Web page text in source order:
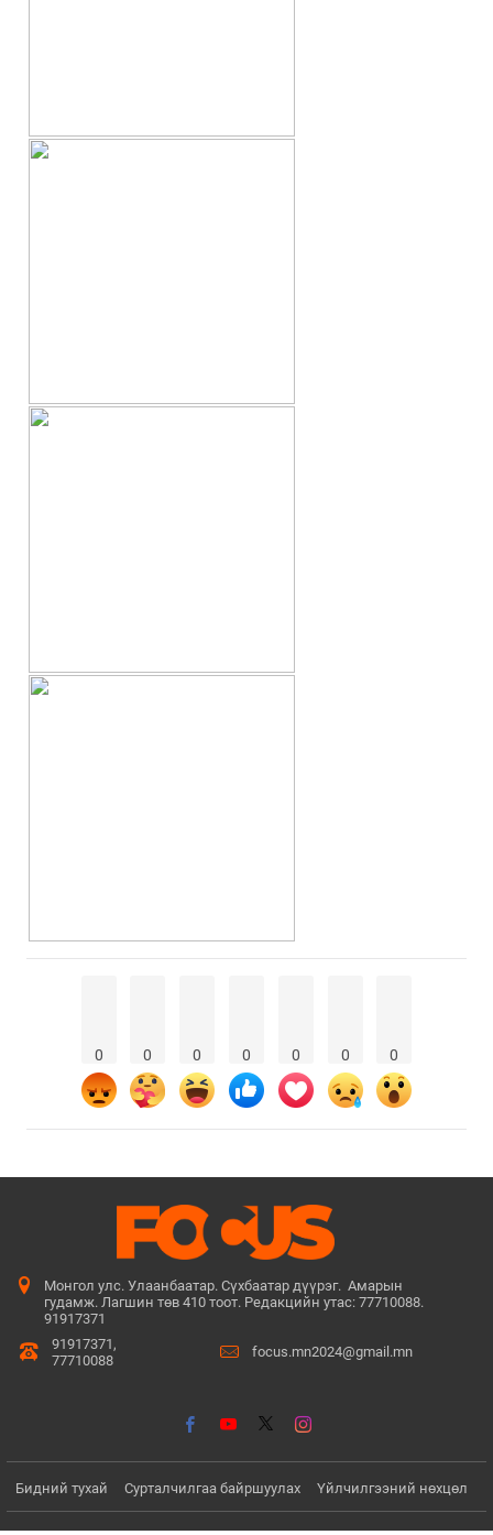
0 0 0 0 0 0 0
Монгол улс. Улаанбаатар. Сүхбаатар дүүрэг. Амарын
гудамж. Лагшин төв 410 тоот. Редакцийн утас: 77710088.
91917371
91917371,
77710088
focus.mn2024@gmail.mn
Бидний тухай Сурталчилгаа байршуулах Үйлчилгээний нөхцөл